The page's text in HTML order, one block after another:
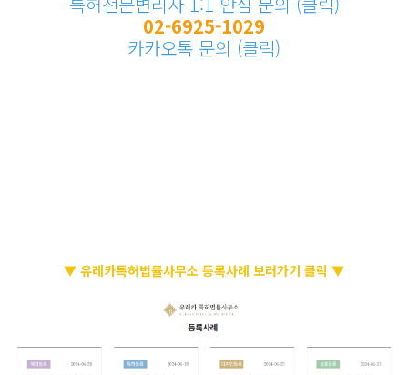
02-6925-1029
카카오톡 문의 (클릭)
▼ 유레카특허법률사무소 등록사례 보러가기 클릭 ▼